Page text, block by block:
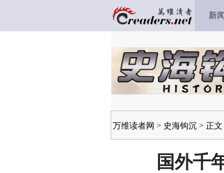
新闻
万维读者网 > 史海钩沉 > 正文
国外千